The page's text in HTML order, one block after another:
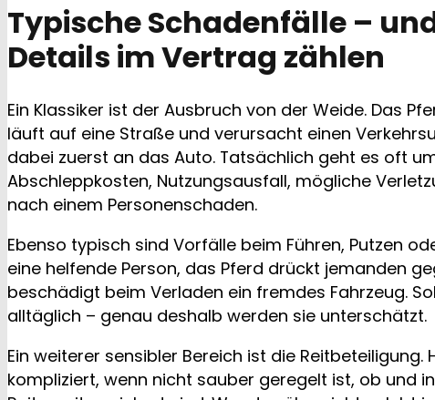
Typische Schadenfälle –
Details im Vertrag zählen
Ein Klassiker ist der Ausbruch von der Weide. Das
läuft auf eine Straße und verursacht einen
dabei zuerst an das Auto. Tatsächlich geht es oft
Abschleppkosten, Nutzungsausfall, mögliche
nach einem Personenschaden.
Ebenso typisch sind Vorfälle beim Führen, Putzen
eine helfende Person, das Pferd drückt jemanden
beschädigt beim Verladen ein fremdes Fahrzeug.
alltäglich – genau deshalb werden sie unterschätzt.
Ein weiterer sensibler Bereich ist die Reitbeteiligung.
kompliziert, wenn nicht sauber geregelt ist, ob und